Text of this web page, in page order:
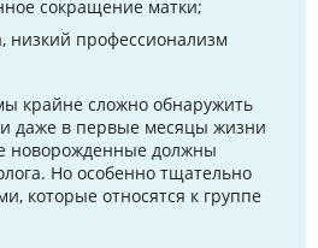
сокращение матки;
низкий профессионализм
крайне сложно обнаружить
даже в первые месяцы жизни
новорожденные должны
Но особенно тщательно
которые относятся к группе